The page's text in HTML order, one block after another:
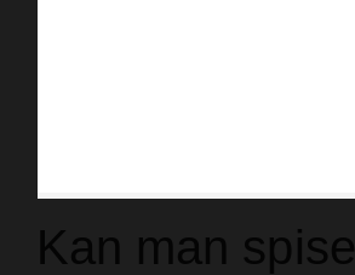
Kan man spise